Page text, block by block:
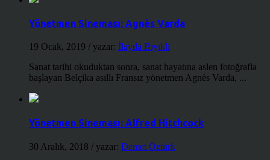
Yönetmen Sineması: Agnès Varda
19 Ocak, 2019 / yazar: İlayda Bıyıklı
Sanat tarihi okuduktan sonra, sanat hayatına aslen fotoğrafla
başlayan Belçika asıllı Fransız yönetmen Agnès Varda, ...
Yönetmen Sineması: Alfred Hitchcock
30 Aralık, 2018 / yazar: Demet Öztürk